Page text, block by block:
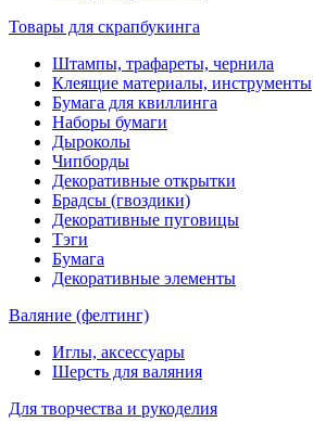
Товары для скрапбукинга
Штампы, трафареты, чернила
Клеящие материалы, инструменты
Бумага для квиллинга
Наборы бумаги
Дыроколы
Чипборды
Декоративные открытки
Брадсы (гвоздики)
Декоративные пуговицы
Тэги
Бумага
Декоративные элементы
Валяние (фелтинг)
Иглы, аксессуары
Шерсть для валяния
Для творчества и рукоделия